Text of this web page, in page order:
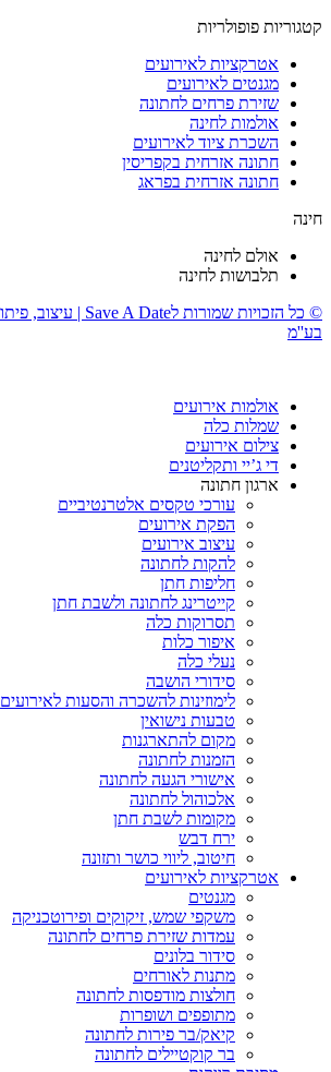
קטגוריות פופולריות
אטרקציות לאירועים
מגנטים לאירועים
שזירת פרחים לחתונה
אולמות לחינה
השכרת ציוד לאירועים
חתונה אזרחית בקפריסין
חתונה אזרחית בפראג
חינה
אולם לחינה
תלבושות לחינה
בע''מ
אולמות אירועים
שמלות כלה
צילום אירועים
די ג’יי ותקליטנים
ארגון חתונה
עורכי טקסים אלטרנטיביים
הפקת אירועים
עיצוב אירועים
להקות לחתונה
חליפות חתן
קייטרינג לחתונה ולשבת חתן
תסרוקות כלה
איפור כלות
נעלי כלה
סידורי הושבה
לימוזינות להשכרה והסעות לאירועים
טבעות נישואין
מקום להתארגנות
הזמנות לחתונה
אישורי הגעה לחתונה
אלכוהול לחתונה
מקומות לשבת חתן
ירח דבש
חיטוב, ליווי כושר ותזונה
אטרקציות לאירועים
מגנטים
משקפי שמש, זיקוקים ופירוטכניקה
עמדות שזירת פרחים לחתונה
סידור בלונים
מתנות לאורחים
חולצות מודפסות לחתונה
מתופפים ושופרות
קיאק/בר פירות לחתונה
בר קוקטיילים לחתונה